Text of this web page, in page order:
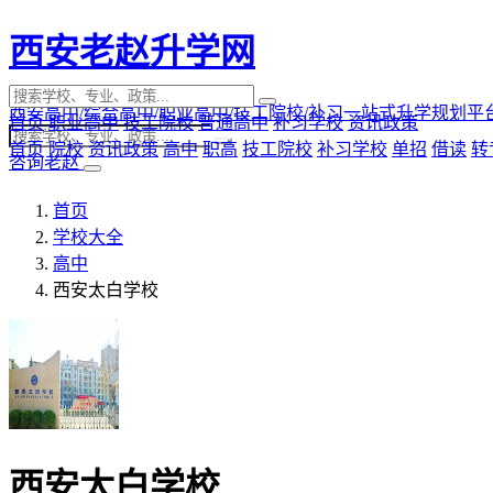
西安老赵升学网
西安高中/综合高中/职业高中/技工院校/补习一站式升学规划平
咨询老赵
首页 职业高中 技工院校 普通高中 补习学校 资讯政策
首页 院校 资讯政策 高中 职高 技工院校 补习学校 单招 借读 转
首页
学校大全
高中
西安太白学校